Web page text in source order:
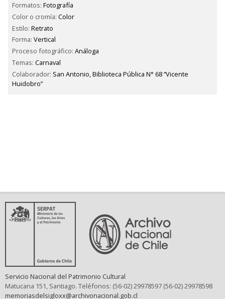
Formatos: Fotografía
Color o cromía: Color
Estilo: Retrato
Forma: Vertical
Proceso fotográfico: Análoga
Temas: Carnaval
Colaborador: San Antonio, Biblioteca Pública N° 68 “Vicente
Huidobro”
Servicio Nacional del Patrimonio Cultural
Matucana 151, Santiago. Teléfonos: (56-02) 29978597 (56-02) 29978598
memoriasdelsigloxx@archivonacional.gob.cl